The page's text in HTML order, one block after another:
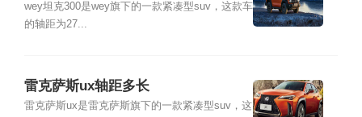
wey坦克300是wey旗下的一款紧凑型suv，这款车
的轴距为27...
雷克萨斯ux轴距多长
雷克萨斯ux是雷克萨斯旗下的一款紧凑型suv，这